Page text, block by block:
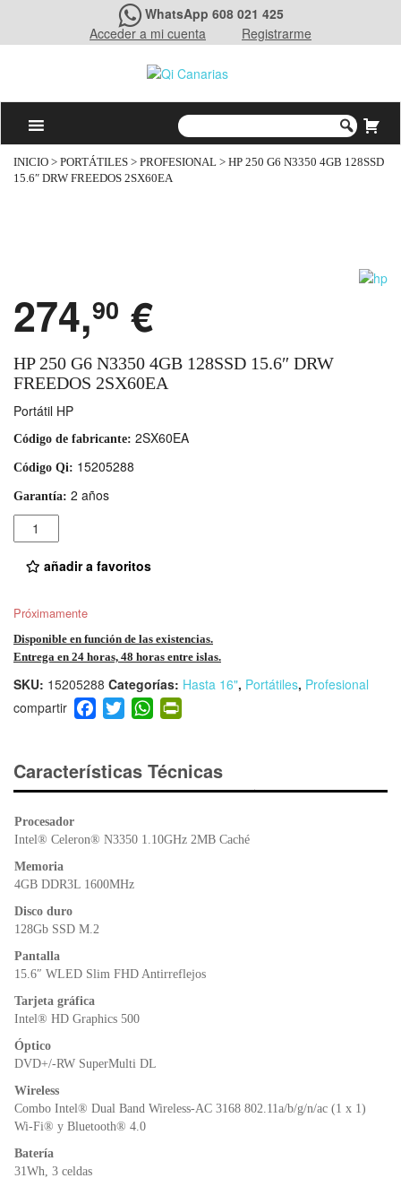
WhatsApp 608 021 425
Acceder a mi cuenta
Registrarme
INICIO > PORTÁTILES > PROFESIONAL > HP 250 G6 N3350 4GB 128SSD
15.6″ DRW FREEDOS 2SX60EA
274,90 €
HP 250 G6 N3350 4GB 128SSD 15.6″ DRW
FREEDOS 2SX60EA
Portátil HP
Código de fabricante: 2SX60EA
Código Qi: 15205288
Garantía: 2 años
Cantidad
añadir a favoritos
Próximamente
Disponible en función de las existencias.
Entrega en 24 horas, 48 horas entre islas.
SKU: 15205288 Categorías: Hasta 16", Portátiles, Profesional
F
a
e
b
o
T
wi
er
W
h
s
A
p
ri
e
dl
Características Técnicas
Procesador
Intel® Celeron® N3350 1.10GHz 2MB Caché
Memoria
4GB DDR3L 1600MHz
Disco duro
128Gb SSD M.2
Pantalla
15.6″ WLED Slim FHD Antirreflejos
Tarjeta gráfica
Intel® HD Graphics 500
Óptico
DVD+/-RW SuperMulti DL
Wireless
Combo Intel® Dual Band Wireless-AC 3168 802.11a/b/g/n/ac (1 x 1)
Wi-Fi® y Bluetooth® 4.0
Batería
31Wh, 3 celdas